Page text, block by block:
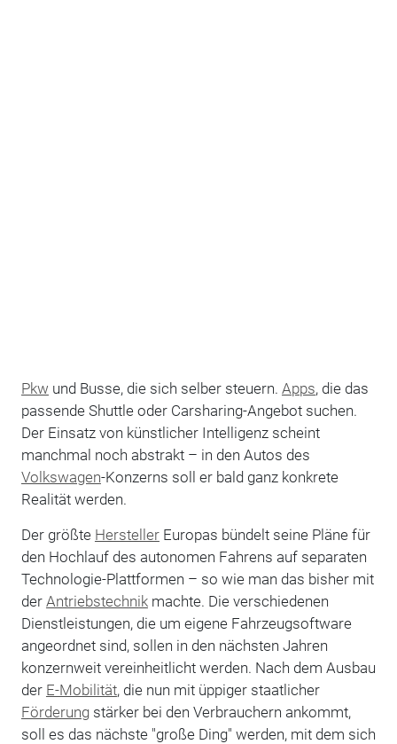
Pkw und Busse, die sich selber steuern. Apps, die das
passende Shuttle oder Carsharing-Angebot suchen.
Der Einsatz von künstlicher Intelligenz scheint
manchmal noch abstrakt – in den Autos des
Volkswagen-Konzerns soll er bald ganz konkrete
Realität werden.
Der größte HerstellerEuropas bündelt seine Pläne für
den Hochlauf des autonomen Fahrens auf separaten
Technologie-Plattformen – so wie man das bisher mit
der Antriebstechnikmachte. Die verschiedenen
Dienstleistungen, die um eigene Fahrzeugsoftware
angeordnet sind, sollen in den nächsten Jahren
konzernweit vereinheitlicht werden. Nach dem Ausbau
der E-Mobilität, die nun mit üppiger staatlicher
Förderungstärker bei den Verbrauchern ankommt,
soll es das nächste "große Ding" werden, mit dem sich